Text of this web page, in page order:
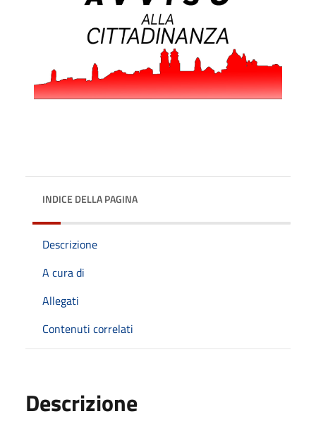
INDICE DELLA PAGINA
Descrizione
A cura di
Allegati
Contenuti correlati
Descrizione